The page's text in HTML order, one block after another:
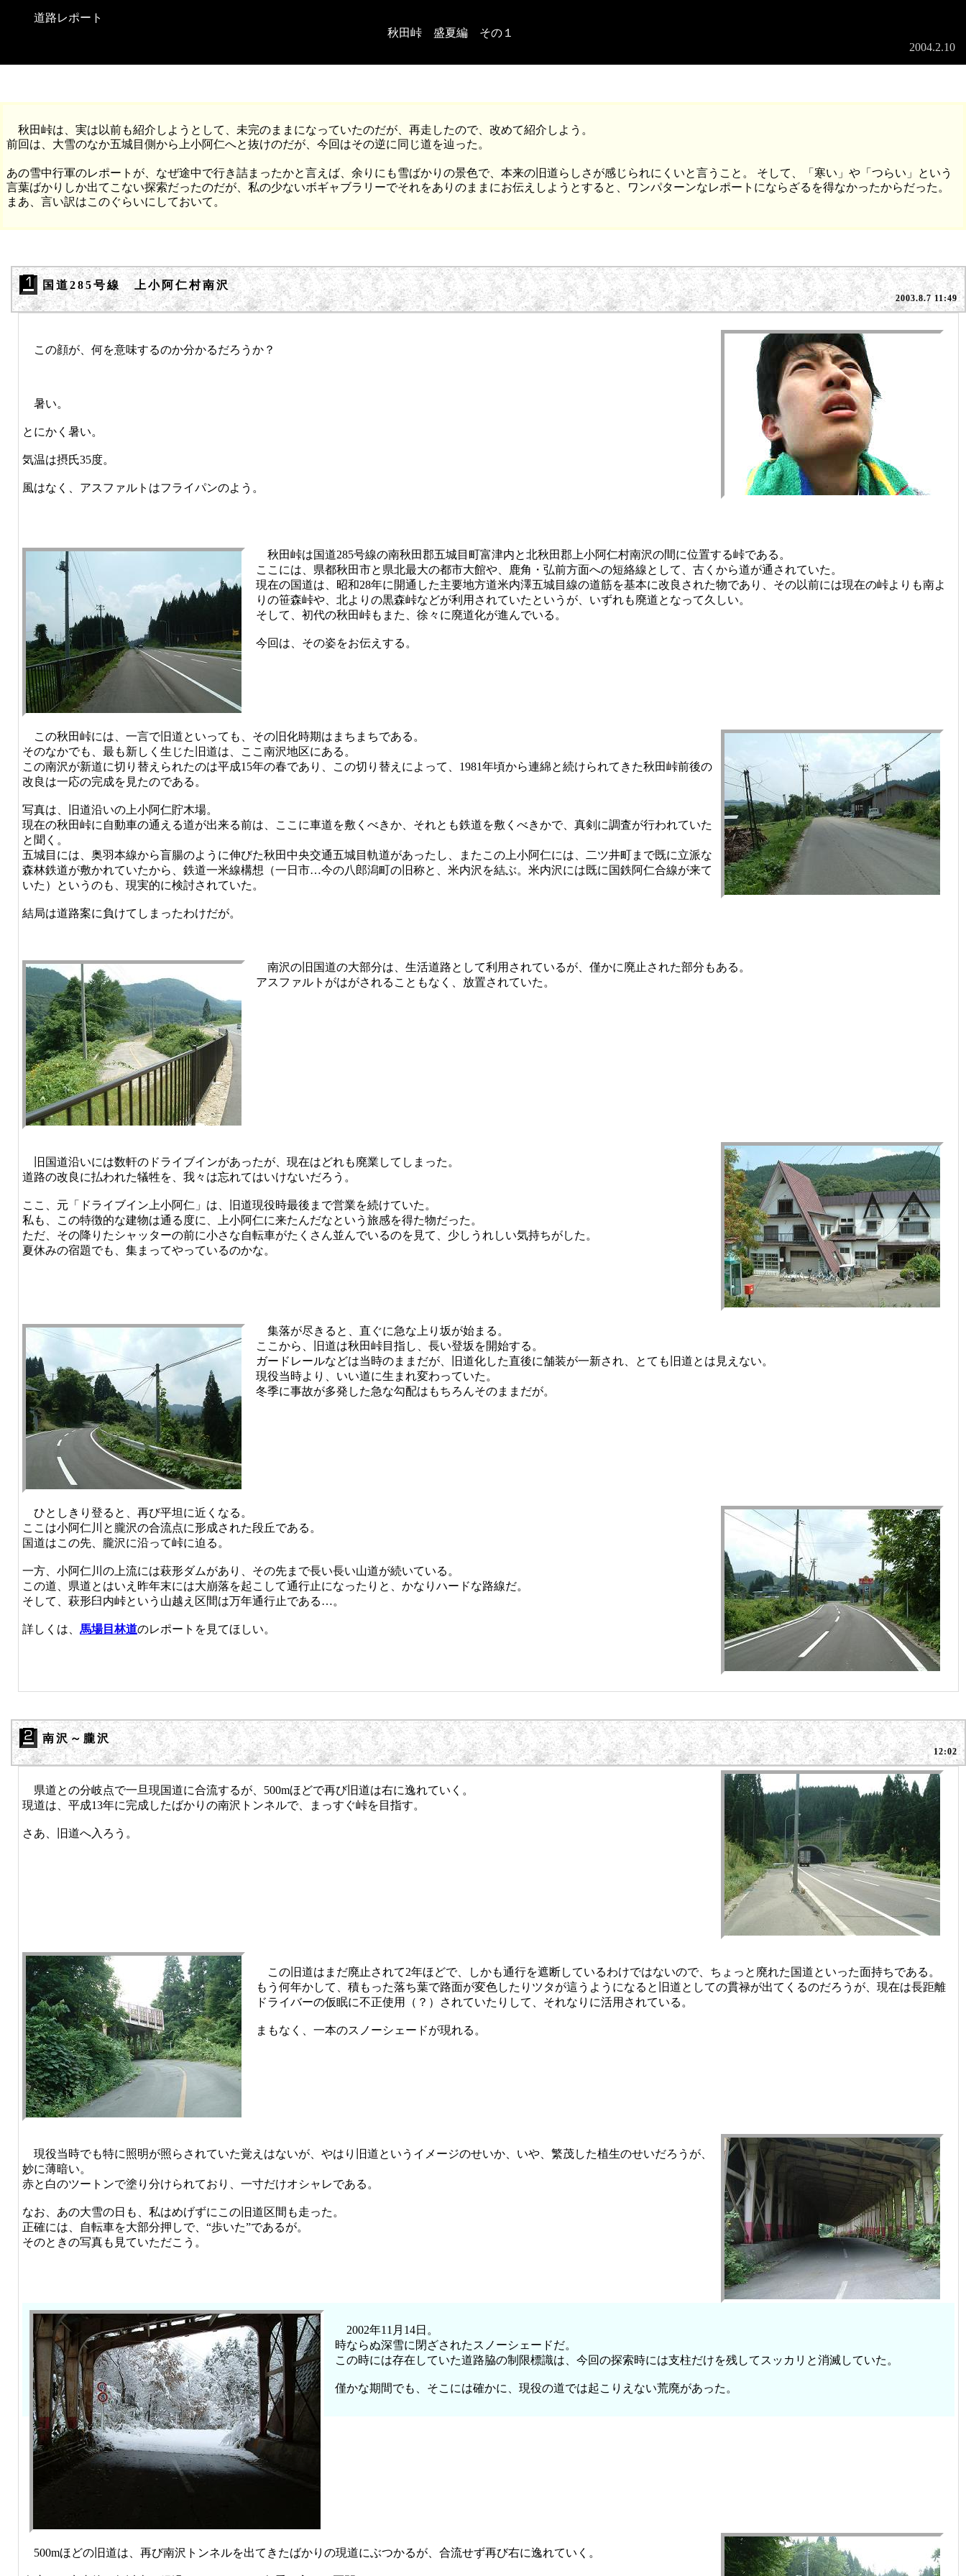
道路レポート
秋田峠 盛夏編 その１
2004.2.10
秋田峠は、実は以前も紹介しようとして、未完のままになっていたのだが、再走したので、改めて紹介しよう。
前回は、大雪のなか五城目側から上小阿仁へと抜けのだが、今回はその逆に同じ道を辿った。
あの雪中行軍のレポートが、なぜ途中で行き詰まったかと言えば、余りにも雪ばかりの景色で、本来の旧道らしさが感じられにくいと言うこと。 そして、「寒い」や「つらい」という
言葉ばかりしか出てこない探索だったのだが、私の少ないボギャブラリーでそれをありのままにお伝えしようとすると、ワンパターンなレポートにならざるを得なかったからだった。
まあ、言い訳はこのぐらいにしておいて。
国道285号線 上小阿仁村南沢
2003.8.7 11:49
この顔が、何を意味するのか分かるだろうか？
暑い。
とにかく暑い。
気温は摂氏35度。
風はなく、アスファルトはフライパンのよう。
秋田峠は国道285号線の南秋田郡五城目町富津内と北秋田郡上小阿仁村南沢の間に位置する峠である。
ここには、県都秋田市と県北最大の都市大館や、鹿角・弘前方面への短絡線として、古くから道が通されていた。
現在の国道は、昭和28年に開通した主要地方道米内澤五城目線の道筋を基本に改良された物であり、その以前には現在の峠よりも南よ
りの笹森峠や、北よりの黒森峠などが利用されていたというが、いずれも廃道となって久しい。
そして、初代の秋田峠もまた、徐々に廃道化が進んでいる。
今回は、その姿をお伝えする。
この秋田峠には、一言で旧道といっても、その旧化時期はまちまちである。
そのなかでも、最も新しく生じた旧道は、ここ南沢地区にある。
この南沢が新道に切り替えられたのは平成15年の春であり、この切り替えによって、1981年頃から連綿と続けられてきた秋田峠前後の
改良は一応の完成を見たのである。
写真は、旧道沿いの上小阿仁貯木場。
現在の秋田峠に自動車の通える道が出来る前は、ここに車道を敷くべきか、それとも鉄道を敷くべきかで、真剣に調査が行われていた
と聞く。
五城目には、奥羽本線から盲腸のように伸びた秋田中央交通五城目軌道があったし、またこの上小阿仁には、二ツ井町まで既に立派な
森林鉄道が敷かれていたから、鉄道一米線構想（一日市…今の八郎潟町の旧称と、米内沢を結ぶ。米内沢には既に国鉄阿仁合線が来て
いた）というのも、現実的に検討されていた。
結局は道路案に負けてしまったわけだが。
南沢の旧国道の大部分は、生活道路として利用されているが、僅かに廃止された部分もある。
アスファルトがはがされることもなく、放置されていた。
旧国道沿いには数軒のドライブインがあったが、現在はどれも廃業してしまった。
道路の改良に払われた犠牲を、我々は忘れてはいけないだろう。
ここ、元「ドライブイン上小阿仁」は、旧道現役時最後まで営業を続けていた。
私も、この特徴的な建物は通る度に、上小阿仁に来たんだなという旅感を得た物だった。
ただ、その降りたシャッターの前に小さな自転車がたくさん並んでいるのを見て、少しうれしい気持ちがした。
夏休みの宿題でも、集まってやっているのかな。
集落が尽きると、直ぐに急な上り坂が始まる。
ここから、旧道は秋田峠目指し、長い登坂を開始する。
ガードレールなどは当時のままだが、旧道化した直後に舗装が一新され、とても旧道とは見えない。
現役当時より、いい道に生まれ変わっていた。
冬季に事故が多発した急な勾配はもちろんそのままだが。
ひとしきり登ると、再び平坦に近くなる。
ここは小阿仁川と朧沢の合流点に形成された段丘である。
国道はこの先、朧沢に沿って峠に迫る。
一方、小阿仁川の上流には萩形ダムがあり、その先まで長い長い山道が続いている。
この道、県道とはいえ昨年末には大崩落を起こして通行止になったりと、かなりハードな路線だ。
そして、萩形臼内峠という山越え区間は万年通行止である…。
詳しくは、 馬場目林道のレポートを見てほしい。
南沢～朧沢
12:02
県道との分岐点で一旦現国道に合流するが、500mほどで再び旧道は右に逸れていく。
現道は、平成13年に完成したばかりの南沢トンネルで、まっすぐ峠を目指す。
さあ、旧道へ入ろう。
この旧道はまだ廃止されて2年ほどで、しかも通行を遮断しているわけではないので、ちょっと廃れた国道といった面持ちである。
もう何年かして、積もった落ち葉で路面が変色したりツタが這うようになると旧道としての貫禄が出てくるのだろうが、現在は長距離
ドライバーの仮眠に不正使用（？）されていたりして、それなりに活用されている。
まもなく、一本のスノーシェードが現れる。
現役当時でも特に照明が照らされていた覚えはないが、やはり旧道というイメージのせいか、いや、繁茂した植生のせいだろうが、
妙に薄暗い。
赤と白のツートンで塗り分けられており、一寸だけオシャレである。
なお、あの大雪の日も、私はめげずにこの旧道区間も走った。
正確には、自転車を大部分押しで、“歩いた”であるが。
そのときの写真も見ていただこう。
2002年11月14日。
時ならぬ深雪に閉ざされたスノーシェードだ。
この時には存在していた道路脇の制限標識は、今回の探索時には支柱だけを残してスッカリと消滅していた。
僅かな期間でも、そこには確かに、現役の道では起こりえない荒廃があった。
500mほどの旧道は、再び南沢トンネルを出てきたばかりの現道にぶつかるが、合流せず再び右に逸れていく。